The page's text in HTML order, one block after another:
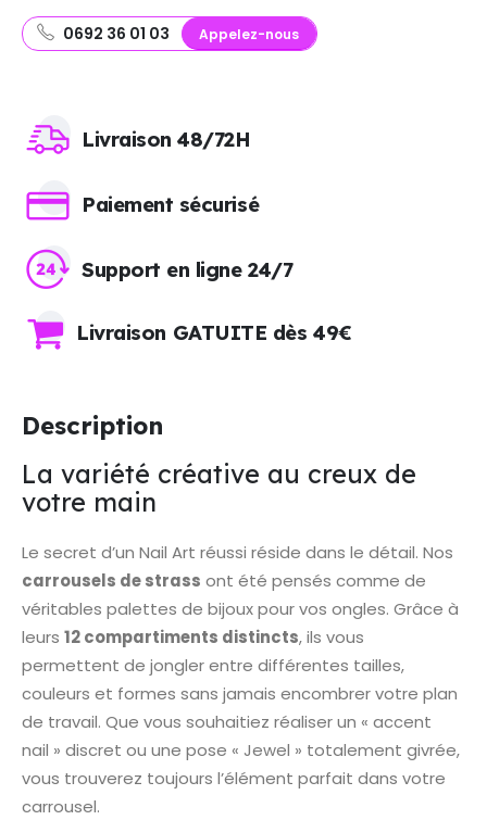
0692 36 01 03 Appelez-nous
Livraison 48/72H
Paiement sécurisé
Support en ligne 24/7
Livraison GATUITE dès 49€
Description
La variété créative au creux de
votre main
Le secret d’un Nail Art réussi réside dans le détail. Nos
carrousels de strass ont été pensés comme de
véritables palettes de bijoux pour vos ongles. Grâce à
leurs 12 compartiments distincts, ils vous
permettent de jongler entre différentes tailles,
couleurs et formes sans jamais encombrer votre plan
de travail. Que vous souhaitiez réaliser un « accent
nail » discret ou une pose « Jewel » totalement givrée,
vous trouverez toujours l’élément parfait dans votre
carrousel.